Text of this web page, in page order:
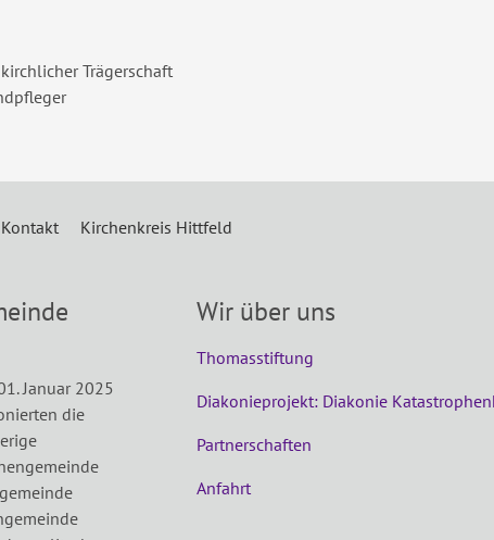
Trägerschaft
Kontakt Kirchenkreis Hittfeld
Januar 2025
die
Wir über uns
Thomasstiftung
Diakonieprojekt: Diakonie
Partnerschaften
Anfahrt